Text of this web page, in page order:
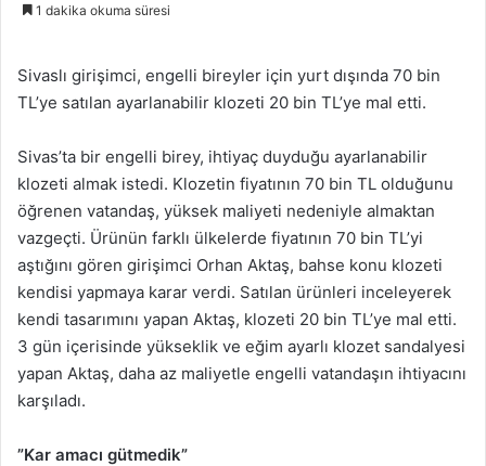
1 dakika okuma süresi
Sivaslı girişimci, engelli bireyler için yurt dışında 70 bin
TL’ye satılan ayarlanabilir klozeti 20 bin TL’ye mal etti.
Sivas’ta bir engelli birey, ihtiyaç duyduğu ayarlanabilir
klozeti almak istedi. Klozetin fiyatının 70 bin TL olduğunu
öğrenen vatandaş, yüksek maliyeti nedeniyle almaktan
vazgeçti. Ürünün farklı ülkelerde fiyatının 70 bin TL’yi
aştığını gören girişimci Orhan Aktaş, bahse konu klozeti
kendisi yapmaya karar verdi. Satılan ürünleri inceleyerek
kendi tasarımını yapan Aktaş, klozeti 20 bin TL’ye mal etti.
3 gün içerisinde yükseklik ve eğim ayarlı klozet sandalyesi
yapan Aktaş, daha az maliyetle engelli vatandaşın ihtiyacını
karşıladı.
”Kar amacı gütmedik”